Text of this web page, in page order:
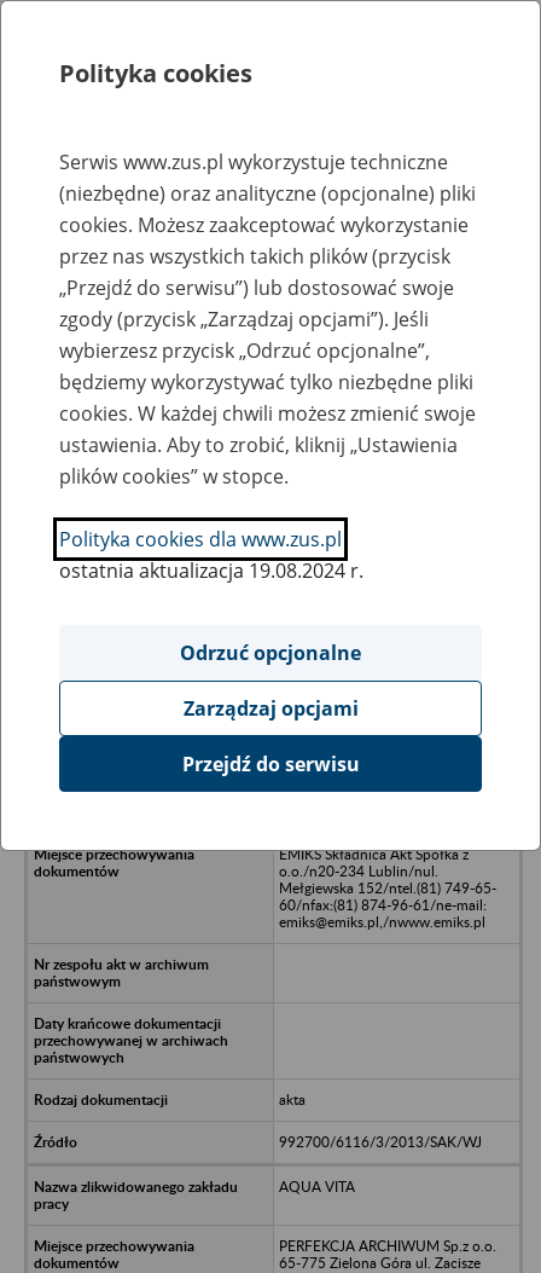
Rejestry, ewidencje i archiwa
Baza zlikwidowanych lub
przekształconych zakładów pracy
Nazwa zakładu pracy:
SZUKAJ
Ukryj wszystkie pozycje bazy
TECNO POLONIA Spółka z
EMIKS Składnica Akt Spółka z
o.o./n20-234 Lublin/nul.
Mełgiewska 152/ntel.(81) 749-65-
60/nfax:(81) 874-96-61/ne-mail:
emiks@emiks.pl,/nwww.emiks.pl
akta
992700/6116/3/2013/SAK/WJ
AQUA VITA
PERFEKCJA ARCHIWUM Sp.z o.o.
65-775 Zielona Góra ul. Zacisze
Polityka cookies
Serwis www.zus.pl wykorzystuje techniczne
(niezbędne) oraz analityczne (opcjonalne) pliki
cookies. Możesz zaakceptować wykorzystanie
przez nas wszystkich takich plików (przycisk
„Przejdź do serwisu”) lub dostosować swoje
zgody (przycisk „Zarządzaj opcjami”). Jeśli
wybierzesz przycisk „Odrzuć opcjonalne”,
będziemy wykorzystywać tylko niezbędne pliki
cookies. W każdej chwili możesz zmienić swoje
ustawienia. Aby to zrobić, kliknij „Ustawienia
plików cookies” w stopce.
Polityka cookies dla www.zus.pl
ostatnia aktualizacja 19.08.2024 r.
Odrzuć opcjonalne
Zarządzaj opcjami
Przejdź do serwisu